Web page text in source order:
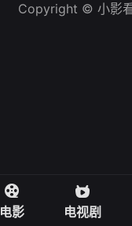
Copyright © 小影
电影 电视剧